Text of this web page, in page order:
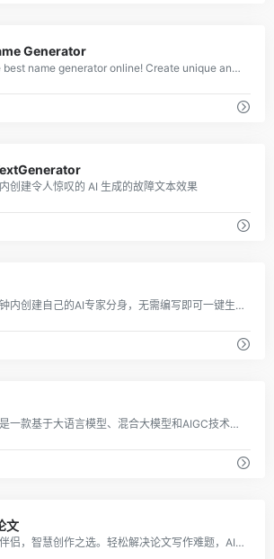
Generator
Meet the best name generator online! Create unique and meaningful names.
创建令人惊叹的 AI 生成的故障文本效果
用户几秒钟内创建自己的AI专家分身，无需编写即可一键生成，并且可以不断调优。在平台上，用户可以与行业专家互动咨询，得到指导和引领。
晓语台，是一款基于大语言模型、混合大模型和AIGC技术研发的智能创作平台。创作能力主要围绕营销文本的AI创作，覆盖了行业、平台、职业等不同场景500余款创作主题
文
学术旅程伴侣，智慧创作之选。轻松解决论文写作难题，AI论文助您一键完成，仅需一杯咖啡时间，即可轻松问鼎学术*！